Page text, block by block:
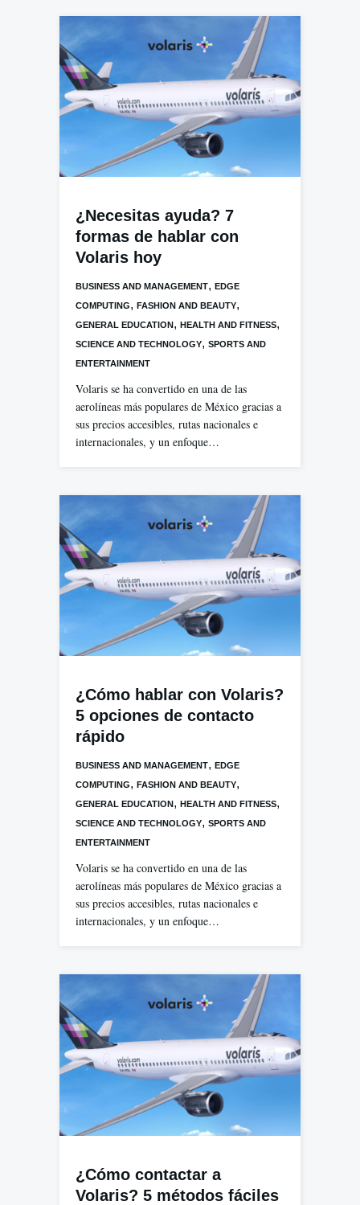
¿Necesitas ayuda? 7
formas de hablar con
Volaris hoy
BUSINESS AND MANAGEMENT, EDGE
COMPUTING, FASHION AND BEAUTY,
GENERAL EDUCATION, HEALTH AND FITNESS,
SCIENCE AND TECHNOLOGY, SPORTS AND
ENTERTAINMENT
Volaris se ha convertido en una de las
aerolíneas más populares de México gracias a
sus precios accesibles, rutas nacionales e
internacionales, y un enfoque…
¿Cómo hablar con Volaris?
5 opciones de contacto
rápido
BUSINESS AND MANAGEMENT, EDGE
COMPUTING, FASHION AND BEAUTY,
GENERAL EDUCATION , HEALTH AND FITNESS,
SCIENCE AND TECHNOLOGY, SPORTS AND
ENTERTAINMENT
Volaris se ha convertido en una de las
aerolíneas más populares de México gracias a
sus precios accesibles, rutas nacionales e
internacionales, y un enfoque…
¿Cómo contactar a
Volaris? 5 métodos fáciles